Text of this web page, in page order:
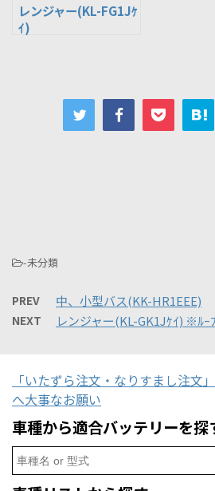
レンジャー(KL-FG1Jｹ
ｲ)
-未分類
PREV 中、小型バス(KK-HR1EEE)
NEXT レンジャー(KL-GK1Jｹｲ) ※ﾙｰ
「いたずら注文・なりすまし注文
へ大事なお願い
車種から適合バッテリーを探
Search
for: